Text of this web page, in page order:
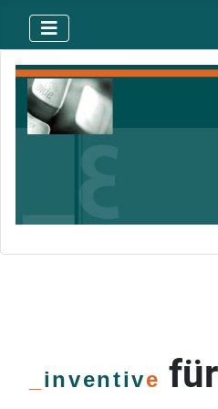
inventive